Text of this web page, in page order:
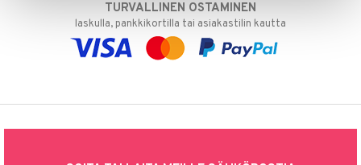
TURVALLINEN OSTAMINEN
laskulla, pankkikortilla tai asiakastilin kautta